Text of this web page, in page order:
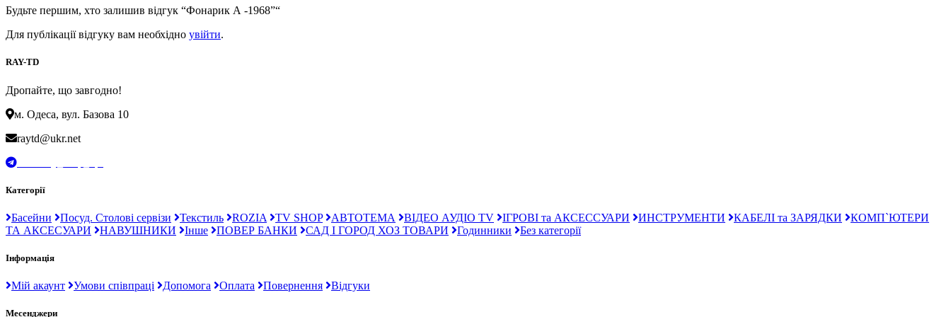
Будьте першим, хто залишив відгук “Фонарик А -1968”“
Для публікації відгуку вам необхідно увійти.
RAY-TD
Дропайте, що завгодно!
м. Одеса, вул. Базова 10
raytd@ukr.net
Категорії
Басейни Посуд. Столові сервізи Текстиль ROZIA TV SHOP АВТОТЕМА ВІДЕО АУДІО TV ІГРОВІ та АКСЕССУАРИ ИНСТРУМЕНТИ КАБЕЛІ та ЗАРЯДКИ
КОМП`ЮТЕРИ
ТА АКСЕСУАРИ
НАВУШНИКИ Інше ПОВЕР БАНКИ САД І ГОРОД ХОЗ ТОВАРИ Годинники Без категорії
Інформація
Мій акаунт Умови співпраці Допомога Оплата Повернення Відгуки
Месенджери